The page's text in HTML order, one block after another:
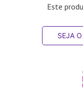
Este
SEJA